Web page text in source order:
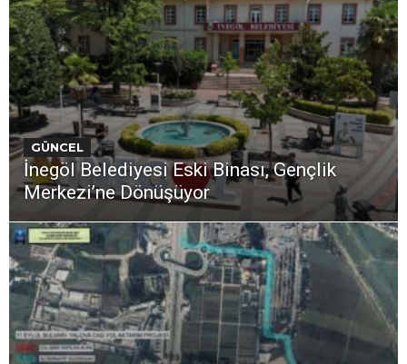
GÜNCEL
İnegöl Belediyesi Eski Binası, Gençlik
Merkezi’ne Dönüşüyor